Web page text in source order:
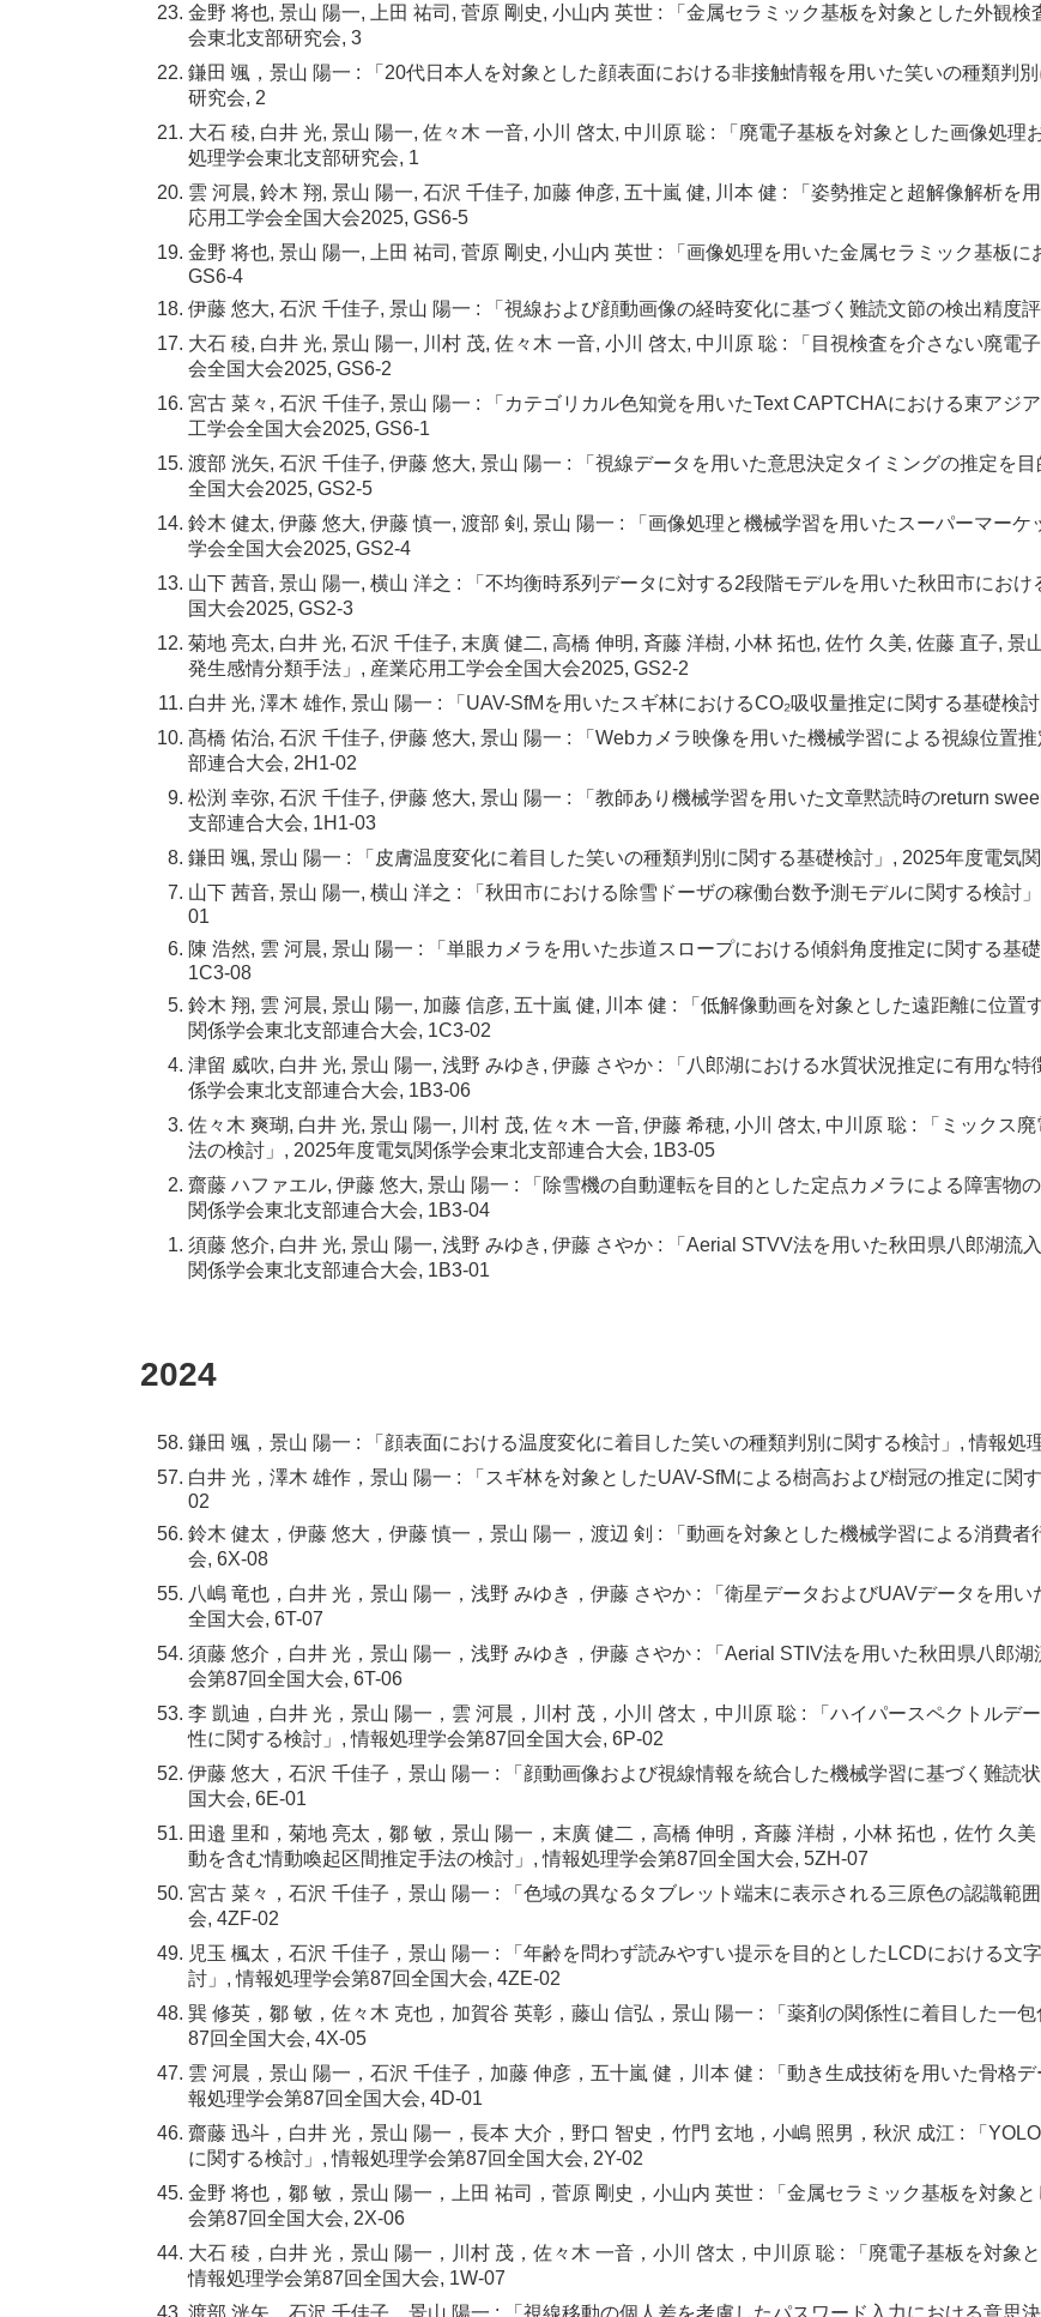
金野 将也, 景山 陽一, 上田 祐司, 菅原 剛史, 小山内 英世 : 「金属セラミック基板を対象とした外観
会東北支部研究会, 3
鎌田 颯，景山 陽一 : 「20代日本人を対象とした顔表面における非接触情報を用いた笑いの種類判
研究会, 2
大石 稜, 白井 光, 景山 陽一, 佐々木 一音, 小川 啓太, 中川原 聡 : 「廃電子基板を対象とした画像処
処理学会東北支部研究会, 1
雲 河晨, 鈴木 翔, 景山 陽一, 石沢 千佳子, 加藤 伸彦, 五十嵐 健, 川本 健 : 「姿勢推定と超解像解析を
応用工学会全国大会2025, GS6-5
金野 将也, 景山 陽一, 上田 祐司, 菅原 剛史, 小山内 英世 : 「画像処理を用いた金属セラミック基板
GS6-4
伊藤 悠大, 石沢 千佳子, 景山 陽一 : 「視線および顔動画像の経時変化に基づく難読文節の検出精度
大石 稜, 白井 光, 景山 陽一, 川村 茂, 佐々木 一音, 小川 啓太, 中川原 聡 : 「目視検査を介さない廃電
会全国大会2025, GS6-2
宮古 菜々, 石沢 千佳子, 景山 陽一 : 「カテゴリカル色知覚を用いたText CAPTCHAにおける東アジ
工学会全国大会2025, GS6-1
渡部 洸矢, 石沢 千佳子, 伊藤 悠大, 景山 陽一 : 「視線データを用いた意思決定タイミングの推定を
全国大会2025, GS2-5
鈴木 健太, 伊藤 悠大, 伊藤 慎一, 渡部 剣, 景山 陽一 : 「画像処理と機械学習を用いたスーパーマー
学会全国大会2025, GS2-4
山下 茜音, 景山 陽一, 横山 洋之 : 「不均衡時系列データに対する2段階モデルを用いた秋田市にお
国大会2025, GS2-3
菊地 亮太, 白井 光, 石沢 千佳子, 末廣 健二, 高橋 伸明, 斉藤 洋樹, 小林 拓也, 佐竹 久美, 佐藤 直子,
発生感情分類手法」, 産業応用工学会全国大会2025, GS2-2
白井 光, 澤木 雄作, 景山 陽一 : 「UAV-SfMを用いたスギ林におけるCO₂吸収量推定に関する基礎検
髙橋 佑治, 石沢 千佳子, 伊藤 悠大, 景山 陽一 : 「Webカメラ映像を用いた機械学習による視線位置
部連合大会, 2H1-02
松渕 幸弥, 石沢 千佳子, 伊藤 悠大, 景山 陽一 : 「教師あり機械学習を用いた文章黙読時のreturn
支部連合大会, 1H1-03
鎌田 颯, 景山 陽一 : 「皮膚温度変化に着目した笑いの種類判別に関する基礎検討」, 2025年度電気
山下 茜音, 景山 陽一, 横山 洋之 : 「秋田市における除雪ドーザの稼働台数予測モデルに関する検討
01
陳 浩然, 雲 河晨, 景山 陽一 : 「単眼カメラを用いた歩道スロープにおける傾斜角度推定に関する基
1C3-08
鈴木 翔, 雲 河晨, 景山 陽一, 加藤 信彦, 五十嵐 健, 川本 健 : 「低解像動画を対象とした遠距離に位
関係学会東北支部連合大会, 1C3-02
津留 威吹, 白井 光, 景山 陽一, 浅野 みゆき, 伊藤 さやか : 「八郎湖における水質状況推定に有用な
係学会東北支部連合大会, 1B3-06
佐々木 爽瑚, 白井 光, 景山 陽一, 川村 茂, 佐々木 一音, 伊藤 希穂, 小川 啓太, 中川原 聡 : 「ミックス
法の検討」, 2025年度電気関係学会東北支部連合大会, 1B3-05
齋藤 ハファエル, 伊藤 悠大, 景山 陽一 : 「除雪機の自動運転を目的とした定点カメラによる障害物
関係学会東北支部連合大会, 1B3-04
須藤 悠介, 白井 光, 景山 陽一, 浅野 みゆき, 伊藤 さやか : 「Aerial STVV法を用いた秋田県八郎湖流
関係学会東北支部連合大会, 1B3-01
2024
鎌田 颯，景山 陽一 : 「顔表面における温度変化に着目した笑いの種類判別に関する検討」, 情報処
白井 光，澤木 雄作，景山 陽一 : 「スギ林を対象としたUAV-SfMによる樹高および樹冠の推定に関
02
鈴木 健太，伊藤 悠大，伊藤 慎一，景山 陽一，渡辺 剣 : 「動画を対象とした機械学習による消費
会, 6X-08
八嶋 竜也，白井 光，景山 陽一，浅野 みゆき，伊藤 さやか : 「衛星データおよびUAVデータを用
全国大会, 6T-07
須藤 悠介，白井 光，景山 陽一，浅野 みゆき，伊藤 さやか : 「Aerial STIV法を用いた秋田県八郎
会第87回全国大会, 6T-06
李 凱迪，白井 光，景山 陽一，雲 河晨，川村 茂，小川 啓太，中川原 聡 : 「ハイパースペクトルデ
性に関する検討」, 情報処理学会第87回全国大会, 6P-02
伊藤 悠大，石沢 千佳子，景山 陽一 : 「顔動画像および視線情報を統合した機械学習に基づく難読
国大会, 6E-01
田邉 里和，菊地 亮太，鄒 敏，景山 陽一，末廣 健二，高橋 伸明，斉藤 洋樹，小林 拓也，佐竹 久
動を含む情動喚起区間推定手法の検討」, 情報処理学会第87回全国大会, 5ZH-07
宮古 菜々，石沢 千佳子，景山 陽一 : 「色域の異なるタブレット端末に表示される三原色の認識範
会, 4ZF-02
児玉 楓太，石沢 千佳子，景山 陽一 : 「年齢を問わず読みやすい提示を目的としたLCDにおける文
討」, 情報処理学会第87回全国大会, 4ZE-02
巽 修英，鄒 敏，佐々木 克也，加賀谷 英彰，藤山 信弘，景山 陽一 : 「薬剤の関係性に着目した一
87回全国大会, 4X-05
雲 河晨，景山 陽一，石沢 千佳子，加藤 伸彦，五十嵐 健，川本 健 : 「動き生成技術を用いた骨格
報処理学会第87回全国大会, 4D-01
齋藤 迅斗，白井 光，景山 陽一，長本 大介，野口 智史，竹門 玄地，小嶋 照男，秋沢 成江 : 「
に関する検討」, 情報処理学会第87回全国大会, 2Y-02
金野 将也，鄒 敏，景山 陽一，上田 祐司，菅原 剛史，小山内 英世 : 「金属セラミック基板を対象
会第87回全国大会, 2X-06
大石 稜，白井 光，景山 陽一，川村 茂，佐々木 一音，小川 啓太，中川原 聡 : 「廃電子基板を対象
情報処理学会第87回全国大会, 1W-07
渡部 洸矢，石沢 千佳子，景山 陽一 : 「視線移動の個人差を考慮したパスワード入力における意思